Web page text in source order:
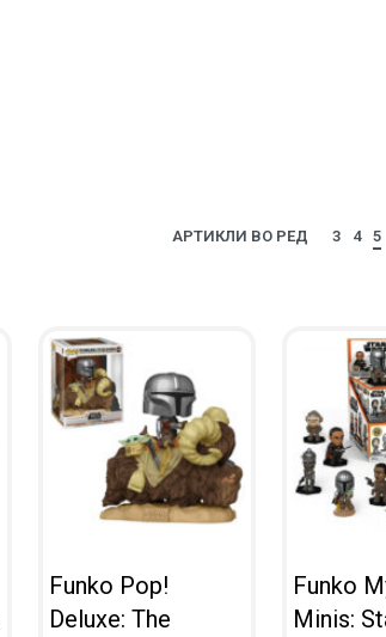
АРТИКЛИ ВО РЕД 3 4 5
Funko Pop!
Deluxe: The
Funko
Minis: